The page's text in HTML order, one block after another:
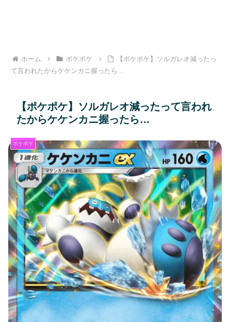
ホーム ポケポケ
【ポケポケ】ソルガレオ減ったっ
て言われたからケケンカニ握ったら…
【ポケポケ】ソルガレオ減ったって言われ
たからケケンカニ握ったら…
ポケポケ